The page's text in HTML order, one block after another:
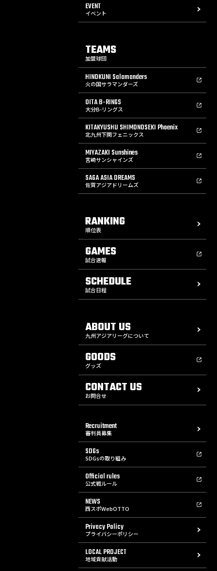
EVENT
イベント
TEAMS
加盟球団
HINOKUNI Salamanders
火の国サラマンダーズ
OITA B-RINGS
大分B-リングス
KITAKYUSHU SHIMONOSEKI Phoenix
北九州下関フェニックス
MIYAZAKI Sunshines
宮崎サンシャインズ
SAGA ASIA DREAMS
佐賀アジアドリームズ
RANKING
順位表
GAMES
試合速報
SCHEDULE
試合日程
ABOUT US
九州アジアリーグについて
GOODS
グッズ
CONTACT US
お問合せ
Recruitment
審判員募集
SDGs
SDGsの取り組み
Official rules
公式戦ルール
NEWS
西スポWebOTTO
Privacy Policy
プライバシーポリシー
LOCAL PROJECT
地域貢献活動